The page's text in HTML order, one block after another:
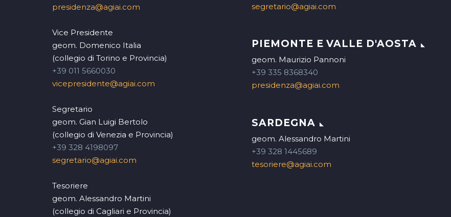
presidenza@agiai.com
Vice Presidente
geom. Domenico Italia
(collegio di Torino e Provincia)
+39 011 5660030
vicepresidente@agiai.com
Segretario
geom. Gian Luigi Bertolo
(collegio di Venezia e Provincia)
+39 328 4198097
segretario@agiai.com
Tesoriere
geom. Alessandro Martini
(collegio di Cagliari e Provincia)
segretario@agiai.com
PIEMONTE E VALLE D'AOSTA
geom. Maurizio Pannoni
+39 335 8368340
presidenza@agiai.com
SARDEGNA
geom. Alessandro Martini
+39 328 1445689
tesoriere@agiai.com